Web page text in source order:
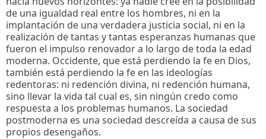
de una igualdad real entre los hombres, ni en la
implantación de una verdadera justicia social, ni en la
realización de tantas y tantas esperanzas humanas que
fueron el impulso renovador a lo largo de toda la edad
moderna. Occidente, que está perdiendo la fe en Dios,
también está perdiendo la fe en las ideologías
redentoras: ni redención divina, ni redención humana,
sino llevar la vida tal cual es, sin ningún credo como
respuesta a los problemas humanos. La sociedad
postmoderna es una sociedad descreída a causa de sus
propios desengaños.